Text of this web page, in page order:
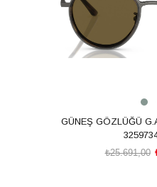
GÜNEŞ GÖZLÜĞÜ
₺25.691,00